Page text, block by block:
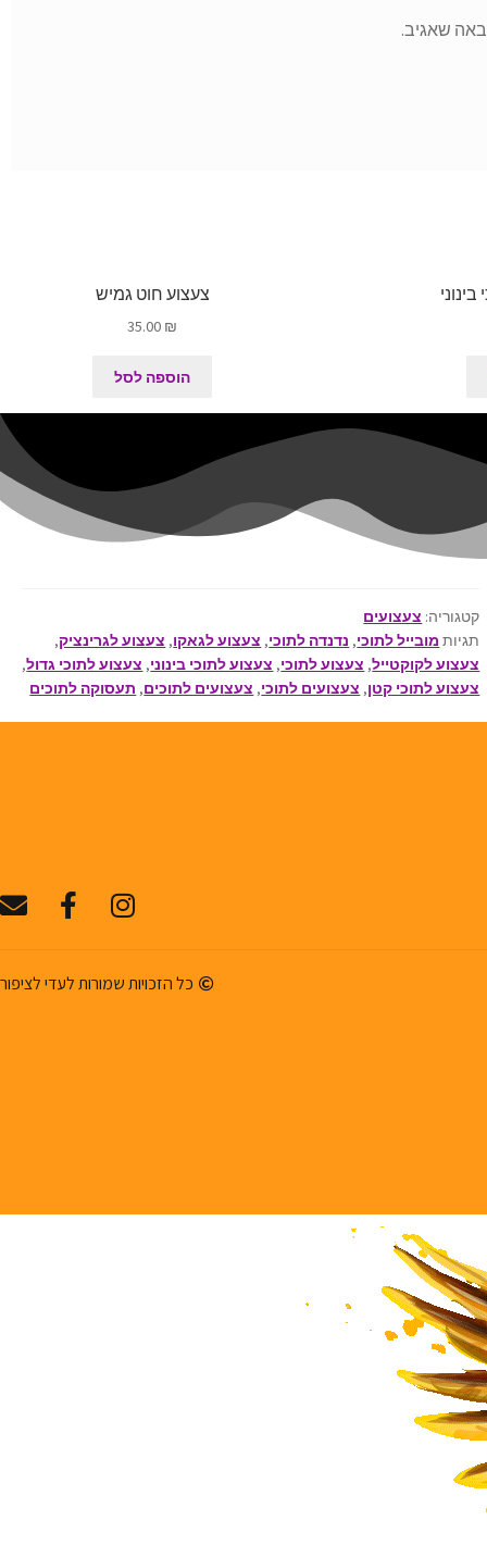
שאגיב.
צעצוע חוט גמיש
₪
הוספה לסל
קטגוריה: צעצועים
תגיות מובייל לתוכי, נדנדה לתוכי, צעצוע לגאקו, צעצוע לגרינציק,
צעצוע לקוקטייל, צעצוע לתוכי, צעצוע לתוכי בינוני, צעצוע לתוכי גדול,
צעצוע לתוכי קטן, צעצועים לתוכי, צעצועים לתוכים, תעסוקה לתוכים
כל הזכויות שמורות לעדי לציפור